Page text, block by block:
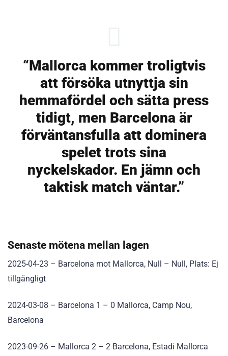
“Mallorca kommer troligtvis
att försöka utnyttja sin
hemmafördel och sätta press
tidigt, men Barcelona är
förväntansfulla att dominera
spelet trots sina
nyckelskador. En jämn och
taktisk match väntar.”
Senaste mötena mellan lagen
2025-04-23 – Barcelona mot Mallorca, Null – Null, Plats: Ej
tillgängligt
2024-03-08 – Barcelona 1 – 0 Mallorca, Camp Nou,
Barcelona
2023-09-26 – Mallorca 2 – 2 Barcelona, Estadi Mallorca